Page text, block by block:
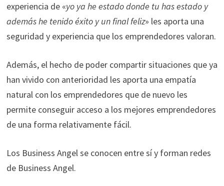
experiencia de «yo ya he estado donde tu has estado y
además he tenido éxito y un final feliz» les aporta una
seguridad y experiencia que los emprendedores valoran.
Además, el hecho de poder compartir situaciones que ya
han vivido con anterioridad les aporta una empatía
natural con los emprendedores que de nuevo les
permite conseguir acceso a los mejores emprendedores
de una forma relativamente fácil.
Los Business Angel se conocen entre sí y forman redes
de Business Angel.